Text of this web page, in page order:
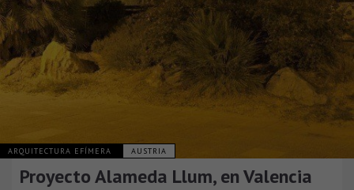
ARQUITECTURA EFÍMERA AUSTRIA
Proyecto Alameda Llum, en Valencia